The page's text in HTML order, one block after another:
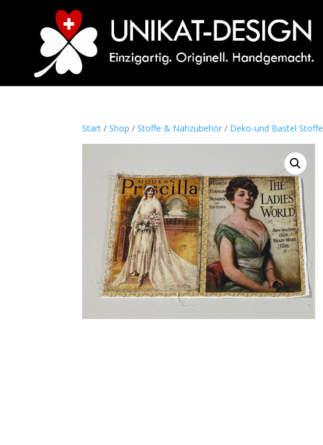
Start /Shop /Stoffe & Nähzubehör / Deko-und Bastel Stoffe